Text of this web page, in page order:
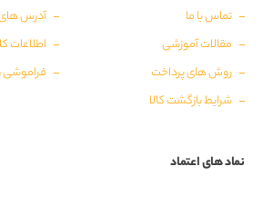
تماس با ما
مقالات آموزشی
روش های پرداخت
شرایط بازگشت کالا
آدرس
اطلاعات
فراموشی
نماد های اعتماد